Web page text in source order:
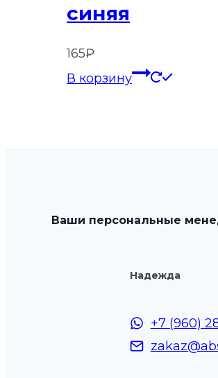
синяя
165₽
В корзину
Ваши персональные
Надежда
+7 (960)